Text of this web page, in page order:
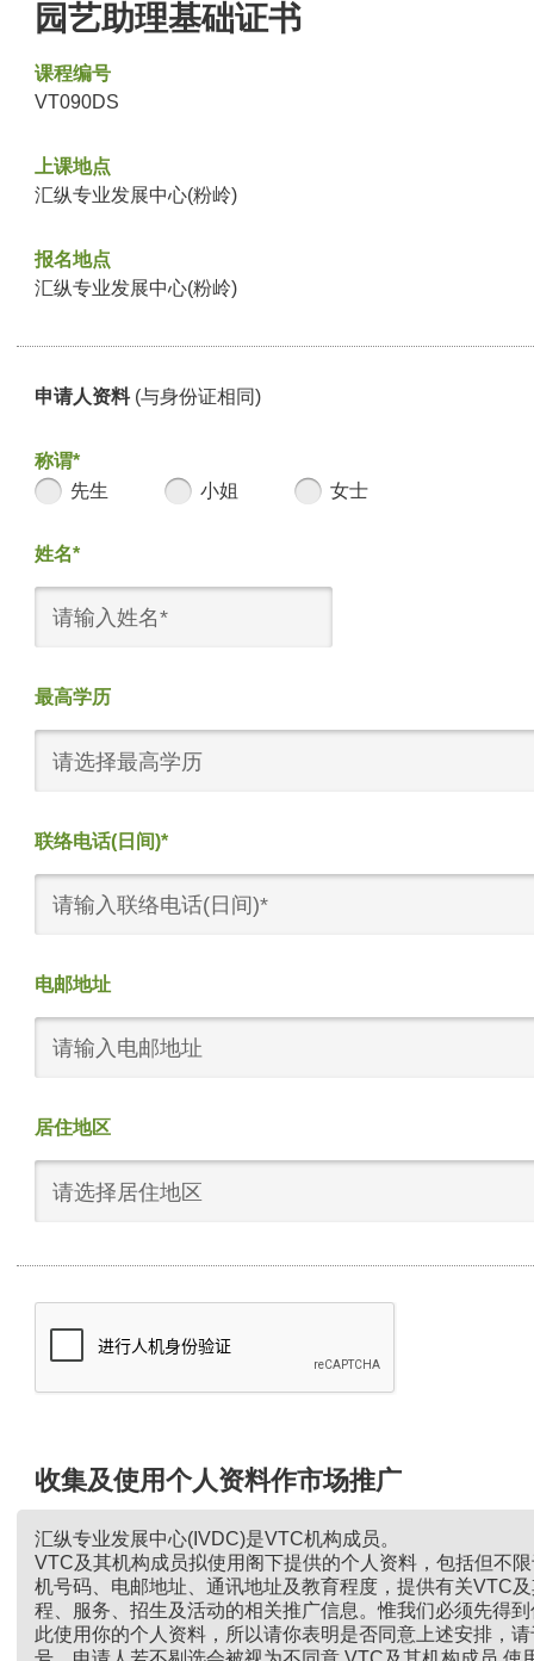
园艺助理基础证书
课程编号
VT090DS
上课地点
汇纵专业发展中心(粉岭)
报名地点
汇纵专业发展中心(粉岭)
申请人资料 (与身份证相同)
称谓*
先生
小姐 女士
姓名*
最高学历
请选择最高学历
联络电话(日间)*
电邮地址
居住地区
请选择居住地区
收集及使用个人资料作市场推广
汇纵专业发展中心(IVDC)是VTC机构成员。
VTC及其机构成员拟使用阁下提供的个人资料，包括但不
机号码、电邮地址、通讯地址及教育程度，提供有关VTC
程、服务、招生及活动的相关推广信息。惟我们必须先得
此使用你的个人资料，所以请你表明是否同意上述安排，